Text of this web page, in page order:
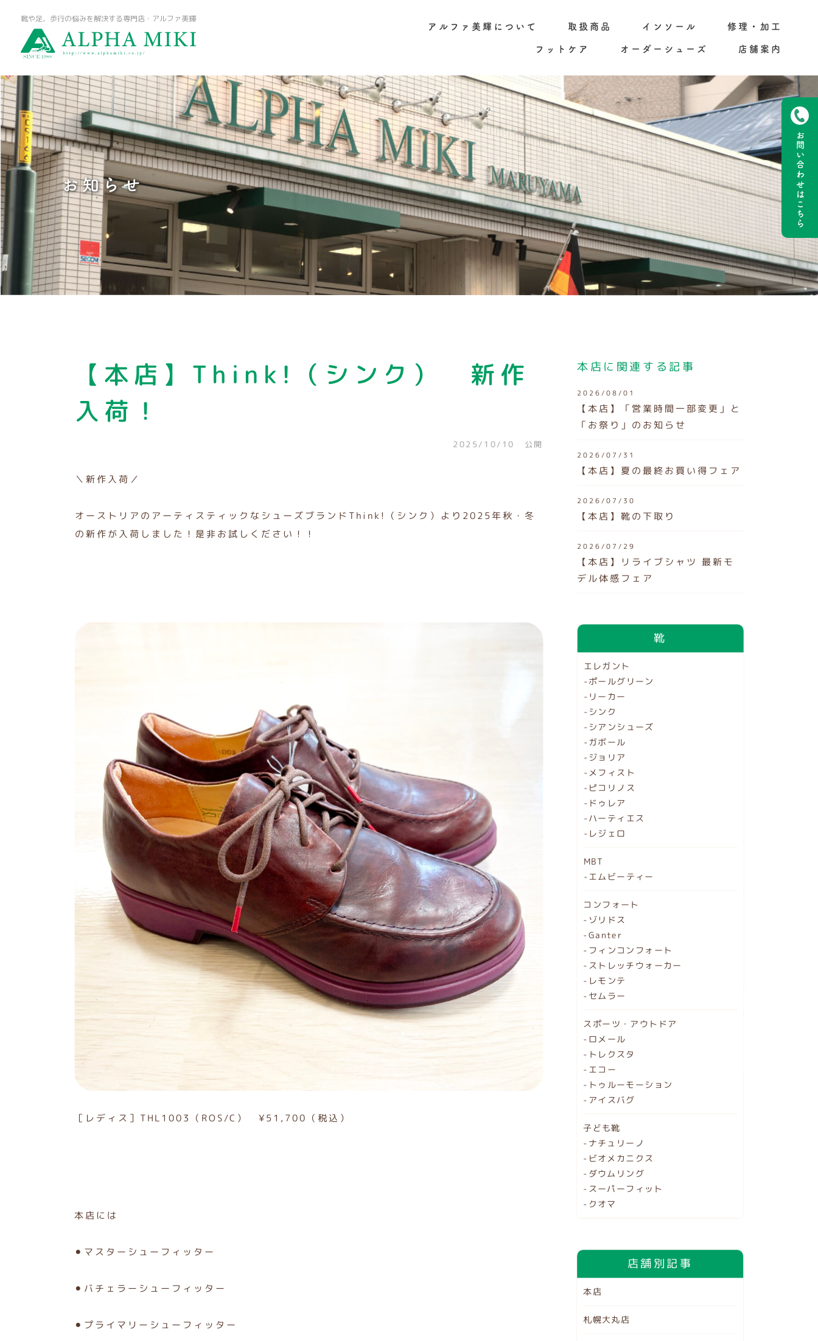
靴や足、歩行の悩みを解決する専門店・アルファ美輝
アルファ美輝について 取扱商品 インソール 修理・加工
フットケア オーダーシューズ 店舗案内
お問い合わせ
はこちら
お知らせ
【本店】Think!（シンク） 新作
入荷！
2025/10/10 公開
＼新作入荷／
オーストリアのアーティスティックなシューズブランドThink!（シンク）より2025年秋・冬
の新作が入荷しました！是非お試しください！！
［レディス］THL1003（ROS/C） ¥51,700（税込）
本店には
⚫︎マスターシューフィッター
⚫︎バチェラーシューフィッター
⚫︎プライマリーシューフィッター
本店に関連する記事
2026/08/01
【本店】「営業時間一部変更」と
「お祭り」のお知らせ
2026/07/31
【本店】夏の最終お買い得フェア
2026/07/30
【本店】靴の下取り
2026/07/29
【本店】リライブシャツ 最新モ
デル体感フェア
靴
エレガント
-ポールグリーン
-リーカー
-シンク
-シアンシューズ
-ガボール
-ジョリア
-メフィスト
-ピコリノス
-ドゥレア
-ハーティエス
-レジェロ
MBT
-エムビーティー
コンフォート
-ゾリドス
-Ganter
-フィンコンフォート
-ストレッチウォーカー
-レモンテ
-セムラー
スポーツ・アウトドア
-ロメール
-トレクスタ
-エコー
-トゥルーモーション
-アイスバグ
子ども靴
-ナチュリーノ
-ビオメカニクス
-ダウムリング
-スーパーフィット
-クオマ
店舗別記事
本店
札幌大丸店